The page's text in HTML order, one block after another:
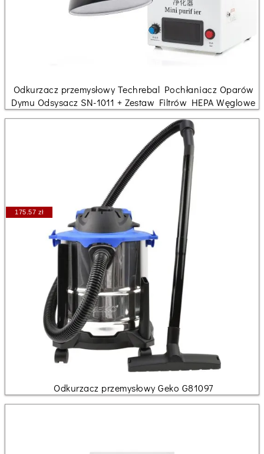
Odkurzacz przemysłowy Techrebal Pochłaniacz Oparów
Dymu Odsysacz SN-1011 + Zestaw Filtrów HEPA Węglowe
175.57 zł
Odkurzacz przemysłowy Geko G81097